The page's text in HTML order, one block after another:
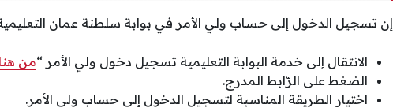
إن تسجيل الدخول إلى حساب ولي الأمر في بوابة سلطنة عمان التعليمية
الانتقال إلى خدمة البوابة التعليمية تسجيل دخول ولي الأمر “من هنا
الضغط على الرّابط المدرج.
اختيار الطريقة المناسبة لتسجيل الدخول إلى حساب ولي الأمر.